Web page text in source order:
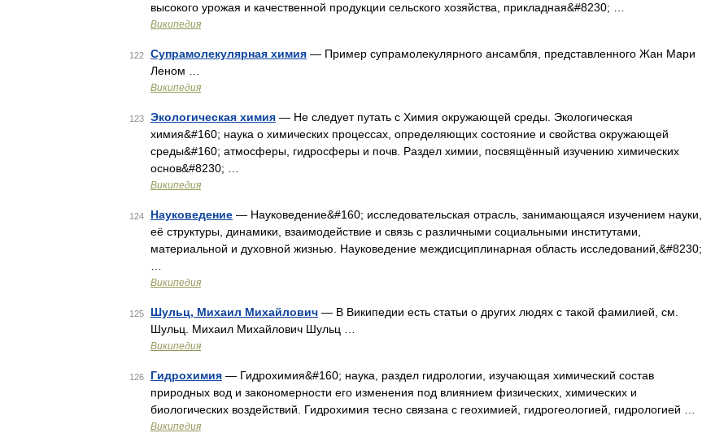
высокого урожая и качественной продукции сельского хозяйства, прикладная&#8230; …
Википедия
122 Супрамолекулярная химия — Пример супрамолекулярного ансамбля, представленного Жан Мари
Леном …
Википедия
123 Экологическая химия — Не следует путать с Химия окружающей среды. Экологическая
химия&#160; наука о химических процессах, определяющих состояние и свойства окружающей
среды&#160; атмосферы, гидросферы и почв. Раздел химии, посвящённый изучению химических
основ&#8230; …
Википедия
124 Науковедение — Науковедение&#160; исследовательская отрасль, занимающаяся изучением науки,
её структуры, динамики, взаимодействие и связь с различными социальными институтами,
материальной и духовной жизнью. Науковедение междисциплинарная область исследований,&#8230;
Википедия
125 Шульц, Михаил Михайлович — В Википедии есть статьи о других людях с такой фамилией, см.
Шульц. Михаил Михайлович Шульц …
Википедия
126 Гидрохимия — Гидрохимия&#160; наука, раздел гидрологии, изучающая химический состав
природных вод и закономерности его изменения под влиянием физических, химических и
биологических воздействий. Гидрохимия тесно связана с геохимией, гидрогеологией, гидрологией …
Википедия